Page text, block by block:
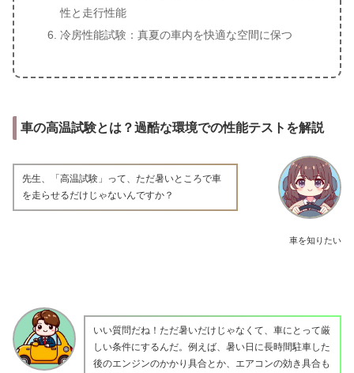
性と走行性能
冷房性能試験：真夏の車内を快適な空間に保つ
車の高温試験とは？過酷な環境での性能テストを解説
車を知りたい
先生、「高温試験」って、ただ暑いところで車
を走らせるだけじゃないんですか？
いい質問だね！ただ暑いだけじゃなくて、車にとって厳
しい条件にするんだ。例えば、暑い日に長時間駐車した
後のエンジンのかかり具合とか、エアコンの効き具合も